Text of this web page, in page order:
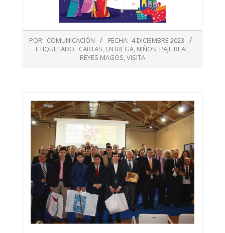
12-
POR: COMUNICACIÓN FECHA: 4 DICIEMBRE 2023
ETIQUETADO: CARTAS, ENTREGA, NIÑOS, PAJE REAL,
REYES MAGOS,VISITA